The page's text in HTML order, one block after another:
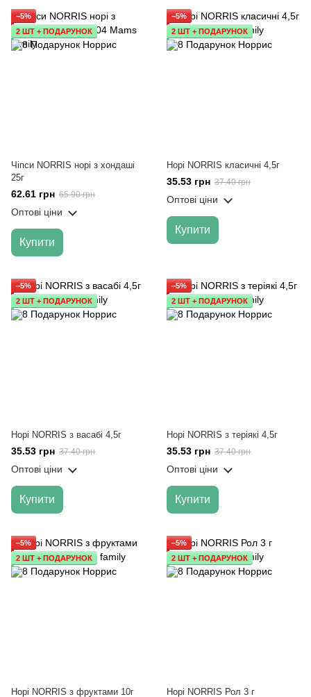
−5%
2 ШТ + ПОДАРУНОК
Чіпси NORRIS норі з хондаші
25г
62.61 грн 65.90 грн
Оптові ціни
Купити
−5%
2 ШТ + ПОДАРУНОК
Норі NORRIS класичні 4,5г
35.53 грн 37.40 грн
Оптові ціни
Купити
−5%
2 ШТ + ПОДАРУНОК
Норі NORRIS з васабі 4,5г
35.53 грн 37.40 грн
Оптові ціни
Купити
−5%
2 ШТ + ПОДАРУНОК
Норі NORRIS з теріякі 4,5г
35.53 грн 37.40 грн
Оптові ціни
Купити
−5%
2 ШТ + ПОДАРУНОК
Норі NORRIS з фруктами 10г
−5%
2 ШТ + ПОДАРУНОК
Норі NORRIS Рол 3 г